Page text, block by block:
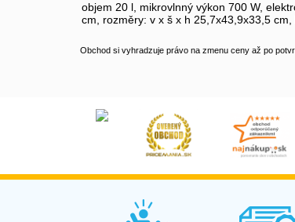
objem 20 l, mikrovlnný výkon 700 W,
cm, rozměry: v x š x h 25,7x43,9x33,5 cm,
Obchod si vyhradzuje právo na zmenu ceny až po